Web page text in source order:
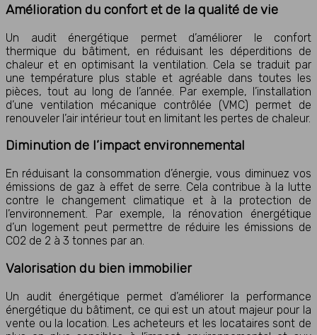
Amélioration du confort et de la qualité de vie
Un audit énergétique permet d’améliorer le confort
thermique du bâtiment, en réduisant les déperditions de
chaleur et en optimisant la ventilation. Cela se traduit par
une température plus stable et agréable dans toutes les
pièces, tout au long de l’année. Par exemple, l’installation
d’une ventilation mécanique contrôlée (VMC) permet de
renouveler l’air intérieur tout en limitant les pertes de chaleur.
Diminution de l’impact environnemental
En réduisant la consommation d’énergie, vous diminuez vos
émissions de gaz à effet de serre. Cela contribue à la lutte
contre le changement climatique et à la protection de
l’environnement. Par exemple, la rénovation énergétique
d’un logement peut permettre de réduire les émissions de
CO2 de 2 à 3 tonnes par an.
Valorisation du bien immobilier
Un audit énergétique permet d’améliorer la performance
énergétique du bâtiment, ce qui est un atout majeur pour la
vente ou la location. Les acheteurs et les locataires sont de